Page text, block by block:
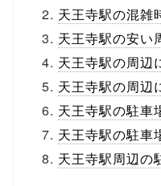
天王寺駅の混雑
天王寺駅の安い
天王寺駅の周辺
天王寺駅の周辺
天王寺駅の駐車
天王寺駅の駐車
天王寺駅周辺の